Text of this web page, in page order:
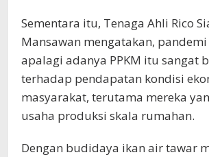
Sementara itu, Tenaga Ahli Rico
Mansawan mengatakan,
apalagi adanya PPKM itu sangat
terhadap pendapatan kondisi
masyarakat, terutama mereka
usaha produksi skala rumahan.
Dengan budidaya ikan air tawar